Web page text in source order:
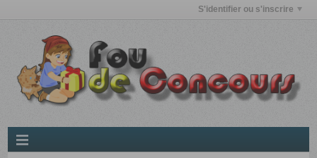
S'identifier ou s'inscrire